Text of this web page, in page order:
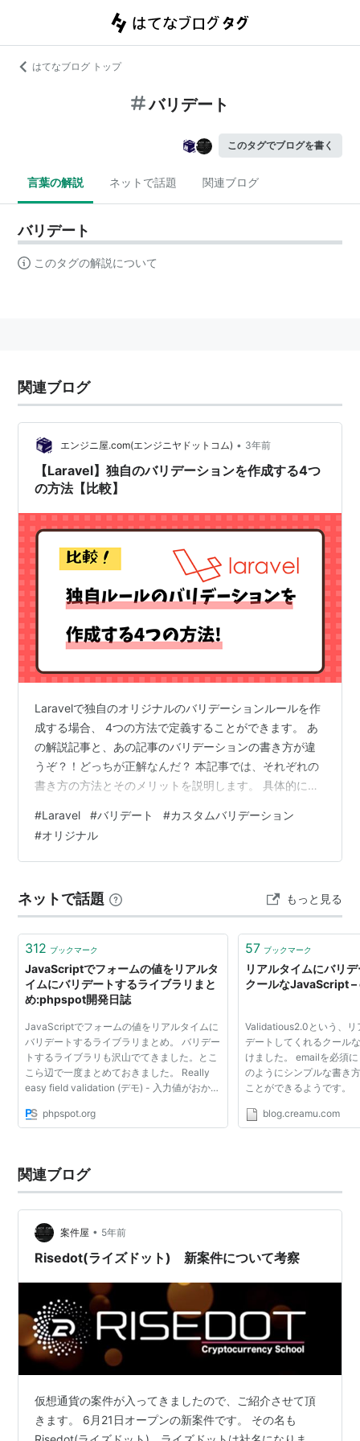
はてなブログ トップ
バリデート
このタグでブログを書く
言葉の解説 ネットで話題 関連ブログ
バリデート
このタグの解説について
関連ブログ
エンジニ屋.com(エンジニヤドットコム) • 3年前
【Laravel】独自のバリデーションを作成する4つ
の方法【比較】
Laravelで独自のオリジナルのバリデーションルールを作
成する場合、 4つの方法で定義することができます。 あ
の解説記事と、あの記事のバリデーションの書き方が違
うぞ？！どっちが正解なんだ？ 本記事では、それぞれの
書き方の方法とそのメリットを説明します。 具体的に同
として、 「値が全て大文字であるかどうか」のバリデー
ションを比較していきます。 もし値が全て大文字でなけ
れば、エラーを返すルールです。 それでは、見ていきま
スを使用 実装例 Service Provider内で定義 実…
#Laravel #バリデート #カスタムバリデーション
#オリジナル
ネットで話題 もっと見る
312 ブックマーク
JavaScriptでフォームの値をリアルタ
イムにバリデートするライブラリまと
め:phpspot開発日誌
JavaScriptでフォームの値をリアルタイムに
バリデートするライブラリまとめ。 バリデー
トするライブラリも沢山でてきました。とこ
こら辺で一度まとめておきました。 Really
easy field validation (デモ) - 入力値がおかし
ながら超クールに表示できます。 ※ ページの
phpspot.org
57 ブックマーク
リアルタイムにバリ
クールなJavaScript
Validatious2.0という、リ
デートしてくれるクール
けました。 emailを必須
のようにシンプルな書き
ことができるようです。
blog.creamu.com
関連ブログ
案件屋 • 5年前
Risedot(ライズドット) 新案件について考察
仮想通貨の案件が入ってきましたので、ご紹介させて頂
きます。 6月21日オープンの新案件です。 その名も